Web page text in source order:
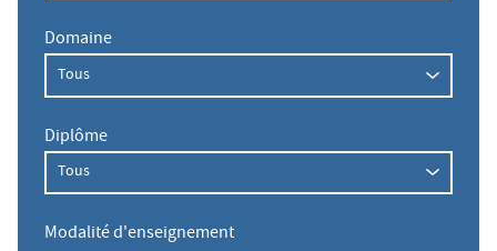
Domaine
Diplôme
Modalité d'enseignement